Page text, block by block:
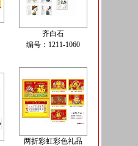
齐白石
编号：1211-1060
两折彩虹彩色礼品